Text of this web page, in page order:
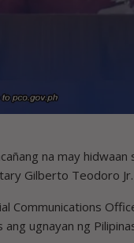
na may
Gilberto Teodoro
Communications
ugnayan ng